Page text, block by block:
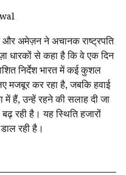
अमेज़न ने अचानक राष्ट्रपति
धारकों से कहा है कि वे एक दिन
निर्देश भारत में कई कुशल
मजबूर कर रहा है, जबकि हवाई
में हैं, उन्हें रहने की सलाह दी जा
रही है। यह स्थिति हजारों
रही है।